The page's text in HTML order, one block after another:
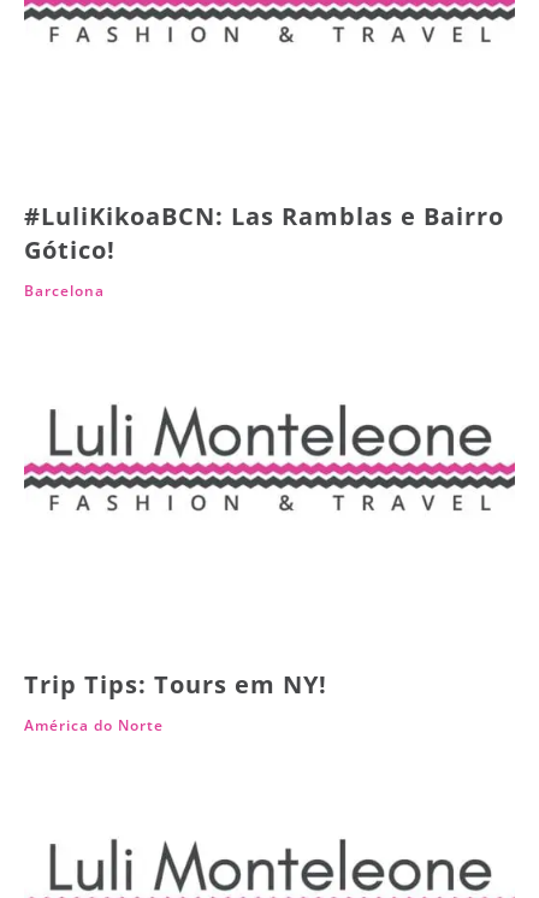
#LuliKikoaBCN: Las Ramblas e Bairro
Gótico!
Barcelona
Trip Tips: Tours em NY!
América do Norte